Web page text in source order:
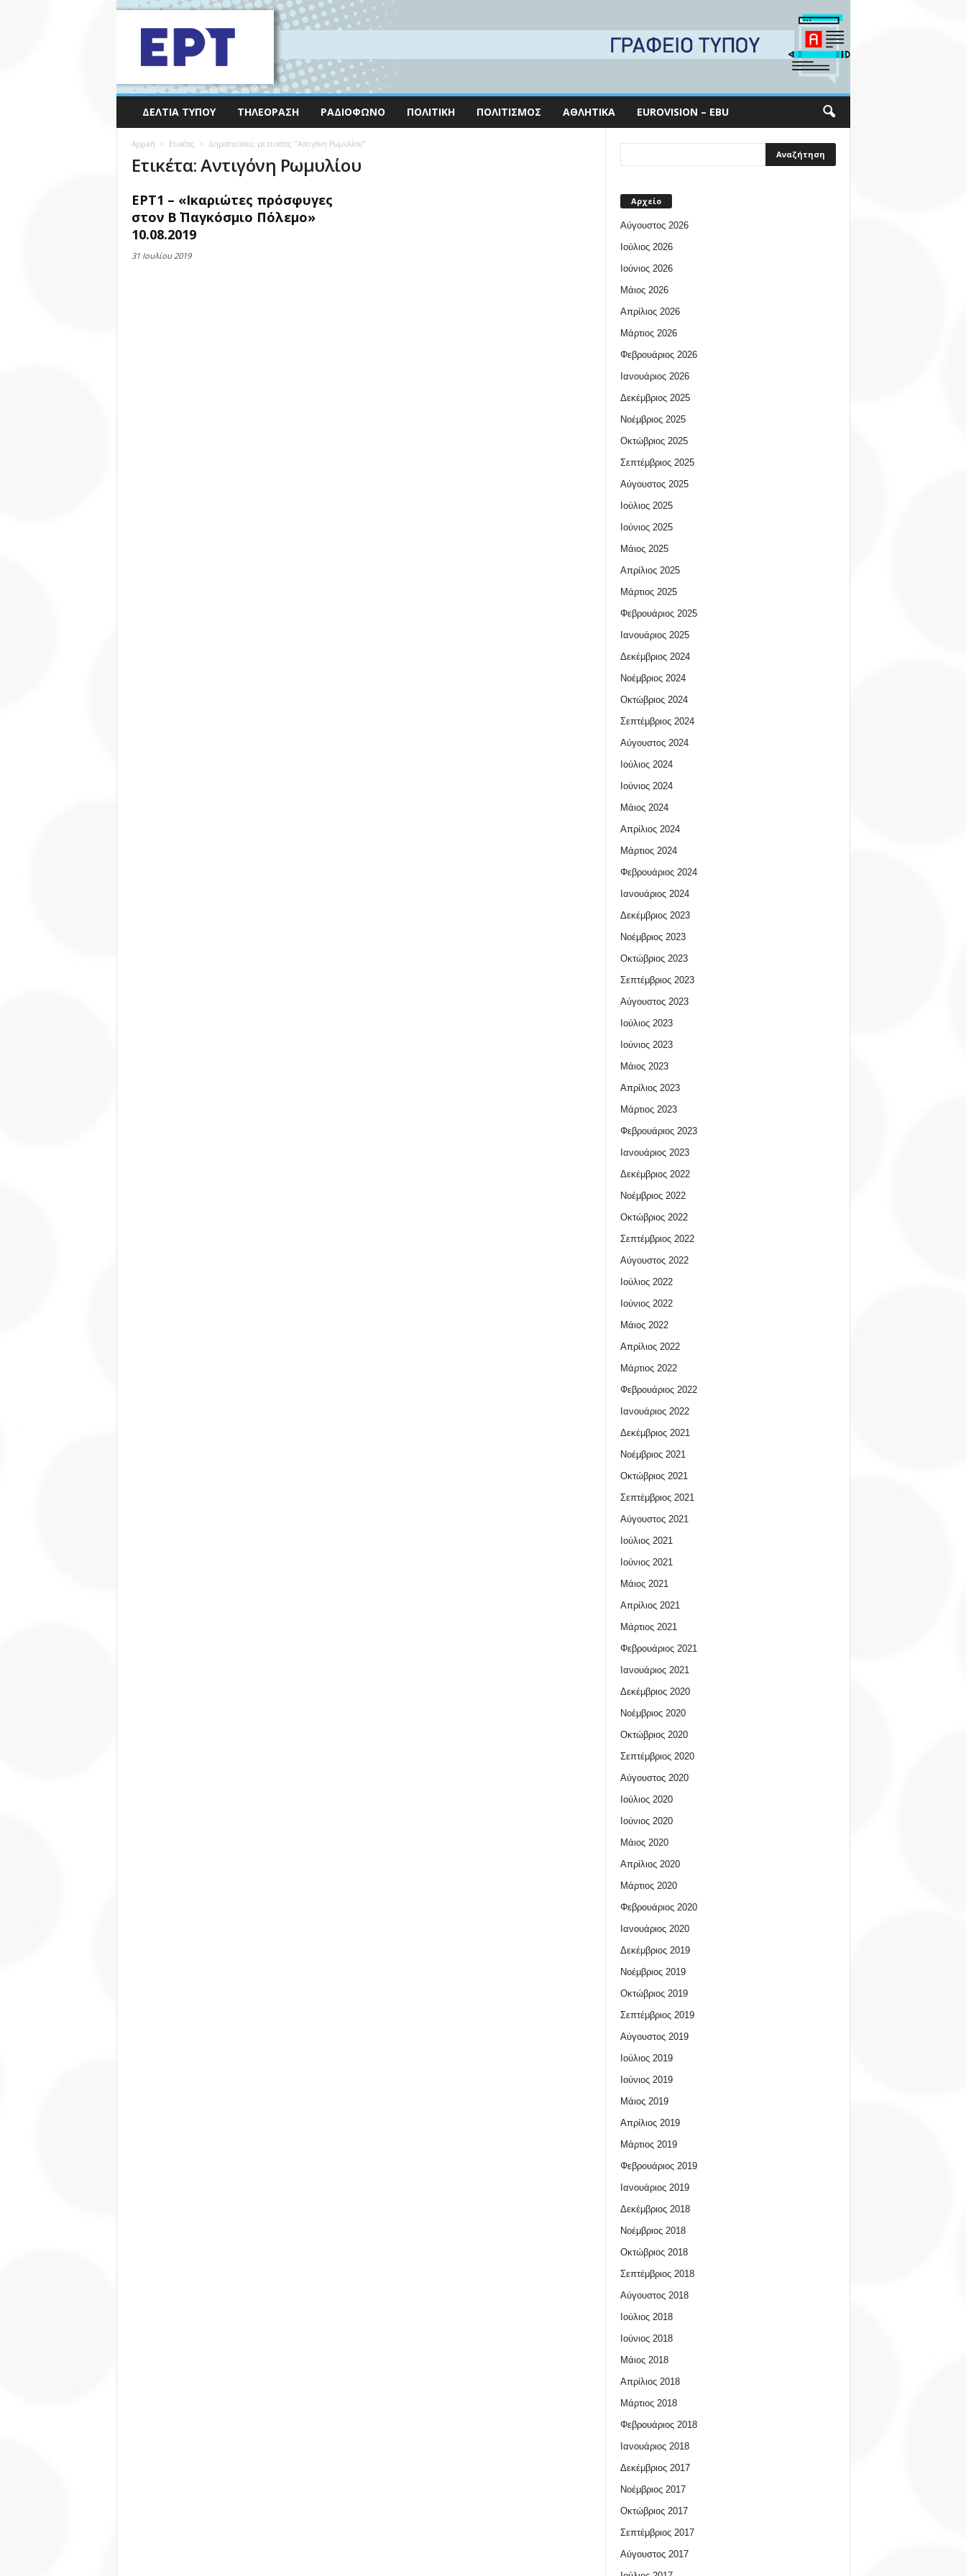
ΔΕΛΤΊΑ ΤΎΠΟΥ ΤΗΛΕΌΡΑΣΗ ΡΑΔΙΌΦΩΝΟ ΠΟΛΙΤΙΚΉ ΠΟΛΙΤΙΣΜΌΣ ΑΘΛΗΤΙΚΆ EUROVISION – EBU
Αρχική Ετικέτες Δημοσιεύσεις με ετικέτες "Αντιγόνη Ρωμυλίου"
Ετικέτα: Αντιγόνη Ρωμυλίου
ΕΡΤ1 – «Ικαριώτες πρόσφυγες
στον Β΄ Παγκόσμιο Πόλεμο»
10.08.2019
31 Ιουλίου 2019
Αρχείο
Αύγουστος 2026
Ιούλιος 2026
Ιούνιος 2026
Μάιος 2026
Απρίλιος 2026
Μάρτιος 2026
Φεβρουάριος 2026
Ιανουάριος 2026
Δεκέμβριος 2025
Νοέμβριος 2025
Οκτώβριος 2025
Σεπτέμβριος 2025
Αύγουστος 2025
Ιούλιος 2025
Ιούνιος 2025
Μάιος 2025
Απρίλιος 2025
Μάρτιος 2025
Φεβρουάριος 2025
Ιανουάριος 2025
Δεκέμβριος 2024
Νοέμβριος 2024
Οκτώβριος 2024
Σεπτέμβριος 2024
Αύγουστος 2024
Ιούλιος 2024
Ιούνιος 2024
Μάιος 2024
Απρίλιος 2024
Μάρτιος 2024
Φεβρουάριος 2024
Ιανουάριος 2024
Δεκέμβριος 2023
Νοέμβριος 2023
Οκτώβριος 2023
Σεπτέμβριος 2023
Αύγουστος 2023
Ιούλιος 2023
Ιούνιος 2023
Μάιος 2023
Απρίλιος 2023
Μάρτιος 2023
Φεβρουάριος 2023
Ιανουάριος 2023
Δεκέμβριος 2022
Νοέμβριος 2022
Οκτώβριος 2022
Σεπτέμβριος 2022
Αύγουστος 2022
Ιούλιος 2022
Ιούνιος 2022
Μάιος 2022
Απρίλιος 2022
Μάρτιος 2022
Φεβρουάριος 2022
Ιανουάριος 2022
Δεκέμβριος 2021
Νοέμβριος 2021
Οκτώβριος 2021
Σεπτέμβριος 2021
Αύγουστος 2021
Ιούλιος 2021
Ιούνιος 2021
Μάιος 2021
Απρίλιος 2021
Μάρτιος 2021
Φεβρουάριος 2021
Ιανουάριος 2021
Δεκέμβριος 2020
Νοέμβριος 2020
Οκτώβριος 2020
Σεπτέμβριος 2020
Αύγουστος 2020
Ιούλιος 2020
Ιούνιος 2020
Μάιος 2020
Απρίλιος 2020
Μάρτιος 2020
Φεβρουάριος 2020
Ιανουάριος 2020
Δεκέμβριος 2019
Νοέμβριος 2019
Οκτώβριος 2019
Σεπτέμβριος 2019
Αύγουστος 2019
Ιούλιος 2019
Ιούνιος 2019
Μάιος 2019
Απρίλιος 2019
Μάρτιος 2019
Φεβρουάριος 2019
Ιανουάριος 2019
Δεκέμβριος 2018
Νοέμβριος 2018
Οκτώβριος 2018
Σεπτέμβριος 2018
Αύγουστος 2018
Ιούλιος 2018
Ιούνιος 2018
Μάιος 2018
Απρίλιος 2018
Μάρτιος 2018
Φεβρουάριος 2018
Ιανουάριος 2018
Δεκέμβριος 2017
Νοέμβριος 2017
Οκτώβριος 2017
Σεπτέμβριος 2017
Αύγουστος 2017